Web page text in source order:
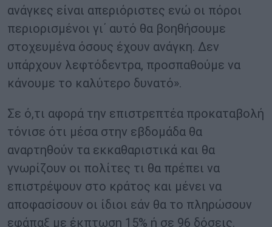
ανάγκες είναι απεριόριστες ενώ οι πόροι
περιορισμένοι γι΄ αυτό θα βοηθήσουμε
στοχευμένα όσους έχουν ανάγκη. Δεν
υπάρχουν λεφτόδεντρα, προσπαθούμε να
κάνουμε το καλύτερο δυνατό».
Σε ό,τι αφορά την επιστρεπτέα προκαταβολή
τόνισε ότι μέσα στην εβδομάδα θα
αναρτηθούν τα εκκαθαριστικά και θα
γνωρίζουν οι πολίτες τι θα πρέπει να
επιστρέψουν στο κράτος και μένει να
αποφασίσουν οι ίδιοι εάν θα το πληρώσουν
εφάπαξ με έκπτωση 15% ή σε 96 δόσεις.